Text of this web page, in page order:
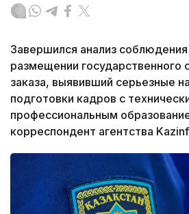
Завершился анализ соблюдения
размещении государственного
заказа, выявивший серьезные
подготовки кадров с
профессиональным
корреспондент агентства